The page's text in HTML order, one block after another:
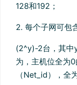
128和192；
每个子网可包
(2^y)-2台，其中
为，主机位全为
（Net_id），全